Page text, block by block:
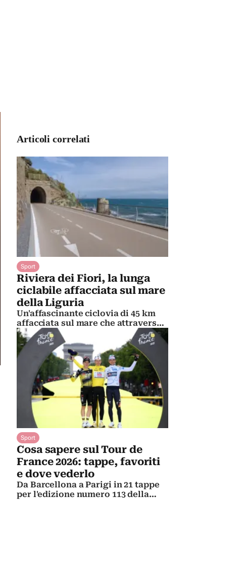
Articoli correlati
Sport
Riviera dei Fiori, la lunga
ciclabile affacciata sul mare
della Liguria
Un'affascinante ciclovia di 45 km
affacciata sul mare che attraversa
Sanremo, Imperia, Andora e altri
borghi del Ponente ligure
Sport
Cosa sapere sul Tour de
France 2026: tappe, favoriti
e dove vederlo
Da Barcellona a Parigi in 21 tappe
per l'edizione numero 113 della